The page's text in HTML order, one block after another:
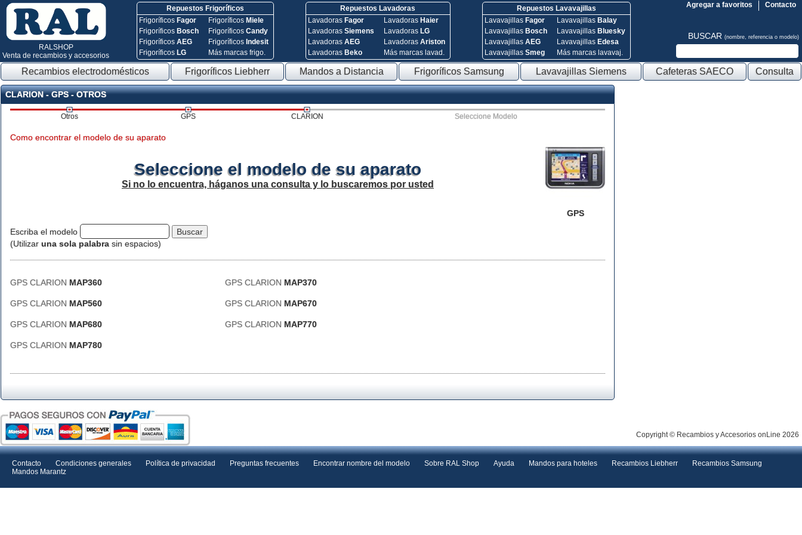
RALSHOP
Venta de recambios y accesorios
Repuestos Frigoríficos
Frigoríficos Fagor
Frigoríficos Bosch
FrigoríficosAEG
Frigoríficos LG
Frigoríficos Miele
FrigoríficosCandy
Frigoríficos Indesit
Más marcas frigo.
Repuestos Lavadoras
Lavadoras Fagor
Lavadoras Siemens
Lavadoras AEG
Lavadoras Beko
Lavadoras Haier
Lavadoras LG
Lavadoras Ariston
Más marcas lavad.
Repuestos Lavavajillas
Lavavajillas Fagor
Lavavajillas Bosch
Lavavajillas AEG
Lavavajillas Smeg
Lavavajillas Balay
Lavavajillas Bluesky
Lavavajillas Edesa
Más marcas lavavaj.
Contacto
Agregar a favoritos
BUSCAR (nombre, referencia o modelo)
Recambios electrodomésticos Frigoríficos Liebherr Mandos a Distancia Frigoríficos Samsung Lavavajillas Siemens Cafeteras SAECO Consulta
CLARION - GPS - OTROS
Otros GPS CLARION Seleccione Modelo
GPS
Como encontrar el modelo de su aparato
Seleccione el modelo de su aparato
Si no lo encuentra, háganos una consulta y lo buscaremos por usted
Escriba el modelo
(Utilizar una sola palabra sin espacios)
GPS CLARION MAP360 GPS CLARION MAP370
GPS CLARION MAP560 GPS CLARION MAP670
GPS CLARION MAP680 GPS CLARION MAP770
GPS CLARION MAP780
Copyright © Recambios y Accesorios onLine 2026
Contacto Condiciones generales Política de privacidad Preguntas frecuentes Encontrar nombre del modelo Sobre RAL Shop Ayuda Mandos para hoteles Recambios Liebherr
Recambios Samsung
Mandos Marantz